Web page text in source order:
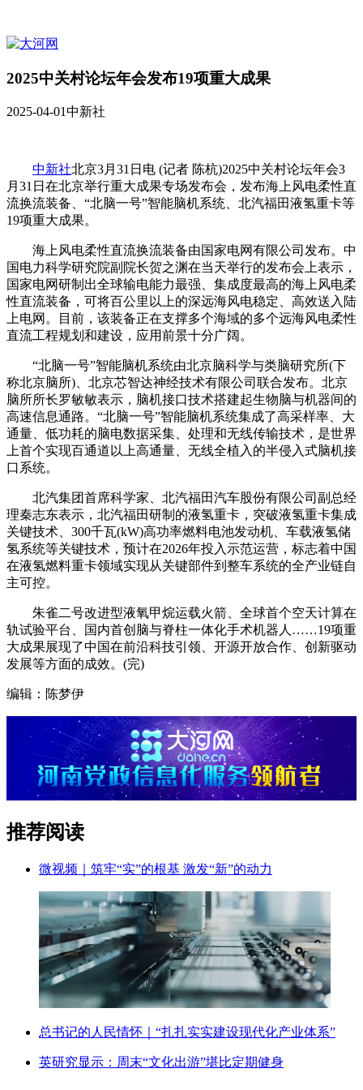
2025中关村论坛年会发布19项重大成果
2025-04-01中新社
中新社北京3月31日电 (记者 陈杭)2025中关村论坛年会3
月31日在北京举行重大成果专场发布会，发布海上风电柔性直
流换流装备、“北脑一号”智能脑机系统、北汽福田液氢重卡等
19项重大成果。
海上风电柔性直流换流装备由国家电网有限公司发布。中
国电力科学研究院副院长贺之渊在当天举行的发布会上表示，
国家电网研制出全球输电能力最强、集成度最高的海上风电柔
性直流装备，可将百公里以上的深远海风电稳定、高效送入陆
上电网。目前，该装备正在支撑多个海域的多个远海风电柔性
直流工程规划和建设，应用前景十分广阔。
“北脑一号”智能脑机系统由北京脑科学与类脑研究所(下
称北京脑所)、北京芯智达神经技术有限公司联合发布。北京
脑所所长罗敏敏表示，脑机接口技术搭建起生物脑与机器间的
高速信息通路。“北脑一号”智能脑机系统集成了高采样率、大
通量、低功耗的脑电数据采集、处理和无线传输技术，是世界
上首个实现百通道以上高通量、无线全植入的半侵入式脑机接
口系统。
北汽集团首席科学家、北汽福田汽车股份有限公司副总经
理秦志东表示，北汽福田研制的液氢重卡，突破液氢重卡集成
关键技术、300千瓦(kW)高功率燃料电池发动机、车载液氢储
氢系统等关键技术，预计在2026年投入示范运营，标志着中国
在液氢燃料重卡领域实现从关键部件到整车系统的全产业链自
主可控。
朱雀二号改进型液氧甲烷运载火箭、全球首个空天计算在
轨试验平台、国内首创脑与脊柱一体化手术机器人……19项重
大成果展现了中国在前沿科技引领、开源开放合作、创新驱动
发展等方面的成效。(完)
编辑：陈梦伊
推荐阅读
微视频｜筑牢“实”的根基 激发“新”的动力
总书记的人民情怀｜“扎扎实实建设现代化产业体系”
英研究显示：周末“文化出游”堪比定期健身